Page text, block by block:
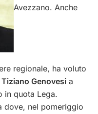
Avezzano. Anche
regionale, ha voluto
Tiziano Genovesi a
in quota Lega.
dove, nel pomeriggio